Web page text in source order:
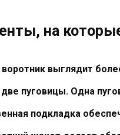
на
выглядит
пуговицы. Одна
подкладка